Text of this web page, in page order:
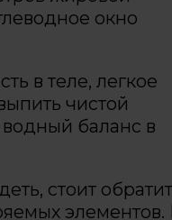
окно
в теле, легкое
чистой
баланс в
стоит
элементов.